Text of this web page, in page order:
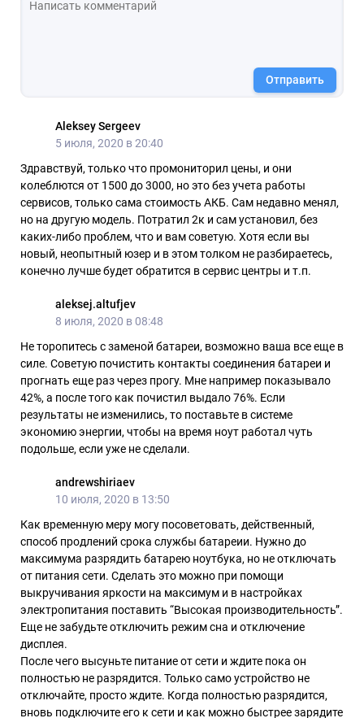
Отправить
Aleksey Sergeev
5 июля, 2020 в 20:40
Здравствуй, только что промониторил цены, и они
колеблются от 1500 до 3000, но это без учета работы
сервисов, только сама стоимость АКБ. Сам недавно менял,
но на другую модель. Потратил 2к и сам установил, без
каких-либо проблем, что и вам советую. Хотя если вы
новый, неопытный юзер и в этом толком не разбираетесь,
конечно лучше будет обратится в сервис центры и т.п.
aleksej.altufjev
8 июля, 2020 в 08:48
Не торопитесь с заменой батареи, возможно ваша все еще в
силе. Советую почистить контакты соединения батареи и
прогнать еще раз через прогу. Мне например показывало
42%, а после того как почистил выдало 76%. Если
результаты не изменились, то поставьте в системе
экономию энергии, чтобы на время ноут работал чуть
подольше, если уже не сделали.
andrewshiriaev
10 июля, 2020 в 13:50
Как временную меру могу посоветовать, действенный,
способ продлений срока службы батареии. Нужно до
максимума разрядить батарею ноутбука, но не отключать
от питания сети. Сделать это можно при помощи
выкручивания яркости на максимум и в настройках
электропитания поставить “Высокая производительность”.
Еще не забудьте отключить режим сна и отключение
дисплея.
После чего высуньте питание от сети и ждите пока он
полностью не разрядится. Только само устройство не
отключайте, просто ждите. Когда полностью разрядится,
вновь подключите его к сети и как можно быстрее зарядите